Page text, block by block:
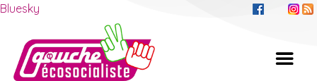
Bluesky